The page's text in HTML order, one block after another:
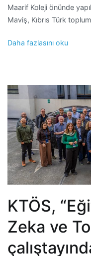
Maarif Koleji önünde
Maviş, Kıbrıs Türk
Daha fazlasını oku
KTÖS,
Zeka ve